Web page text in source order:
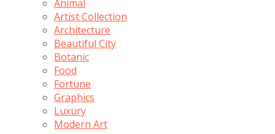
Animal
Artist Collection
Architecture
Beautiful City
Botanic
Food
Fortune
Graphics
Luxury
Modern Art